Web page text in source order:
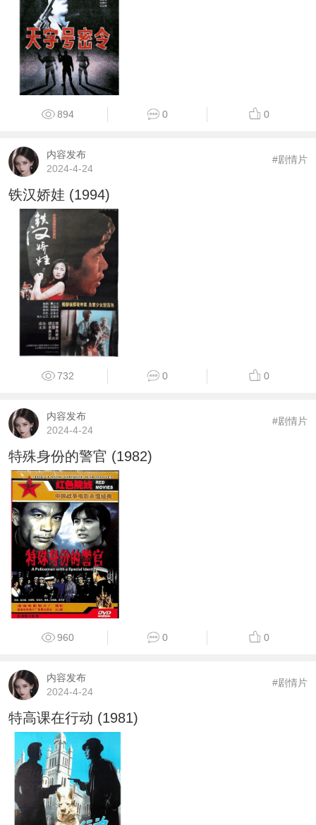
894 0 0
内容发布
2024-4-24
#剧情片
铁汉娇娃 (1994)
732 0 0
内容发布
2024-4-24
#剧情片
特殊身份的警官 (1982)
960 0 0
内容发布
2024-4-24
#剧情片
特高课在行动 (1981)